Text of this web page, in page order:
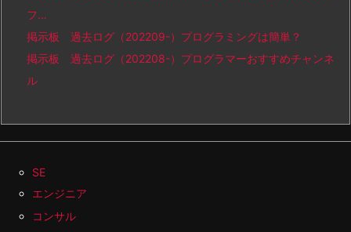
フ…
掲示板 過去ログ（202209-）プログラミングは簡単？
掲示板 過去ログ（202208-）プログラマーおすすめチャンネ
ル
SE
エンジニア
コンサル